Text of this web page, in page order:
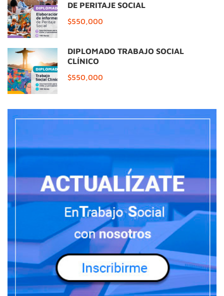
DE PERITAJE SOCIAL
$550,000
DIPLOMADO TRABAJO SOCIAL
CLÍNICO
$550,000